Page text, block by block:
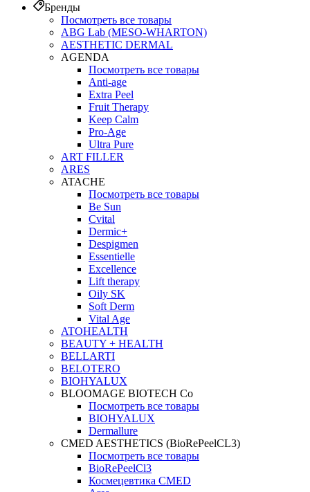
Бренды
Посмотреть все товары
ABG Lab (MESO-WHARTON)
AESTHETIC DERMAL
AGENDA
Посмотреть все товары
Anti-age
Extra Peel
Fruit Therapy
Keep Calm
Pro‑Age
Ultra Pure
ART FILLER
ARES
ATACHE
Посмотреть все товары
Be Sun
Cvital
Dermic+
Despigmen
Essentielle
Excellence
Lift therapy
Oily SK
Soft Derm
Vital Age
ATOHEALTH
BEAUTY + HEALTH
BELLARTI
BELOTERO
BIOHYALUX
BLOOMAGE BIOTECH Co
Посмотреть все товары
BIOHYALUX
Dermallure
CMED AESTHETICS (BioRePeelCL3)
Посмотреть все товары
BioRePeelCl3
Космецевтика CMED